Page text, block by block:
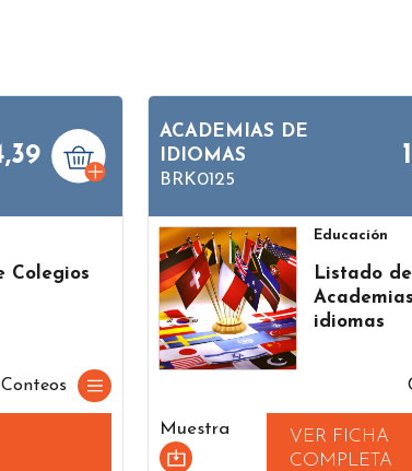
Colegios
Conteos
ACADEMIAS DE
IDIOMAS
BRK0125
Educación
Listado de
idiomas
Muestra
VER FICHA
COMPLETA